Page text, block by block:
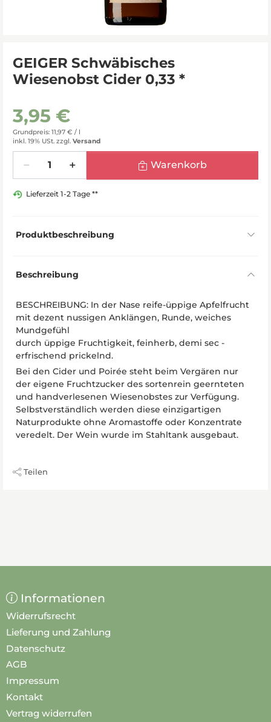
GEIGER Schwäbisches
Wiesenobst Cider 0,33 *
3,95 €
Grundpreis: 11,97 € / l
inkl. 19% USt. zzgl. Versand
Warenkorb
Lieferzeit 1-2 Tage **
Produktbeschreibung
Beschreibung
BESCHREIBUNG: In der Nase reife-üppige Apfelfrucht
mit dezent nussigen Anklängen, Runde, weiches
Mundgefühl
durch üppige Fruchtigkeit, feinherb, demi sec -
erfrischend prickelnd.
Bei den Cider und Poirée steht beim Vergären nur
der eigene Fruchtzucker des sortenrein geernteten
und handverlesenen Wiesenobstes zur Verfügung.
Selbstverständlich werden diese einzigartigen
Naturprodukte ohne Aromastoffe oder Konzentrate
veredelt. Der Wein wurde im Stahltank ausgebaut.
Teilen
Informationen
Widerrufsrecht
Lieferung und Zahlung
Datenschutz
AGB
Impressum
Kontakt
Vertrag widerrufen